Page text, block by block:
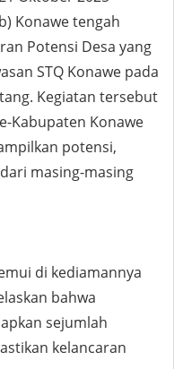
Konawe tengah
Potensi Desa yang
STQ Konawe pada
Kegiatan tersebut
Kabupaten Konawe
potensi,
masing-masing
di kediamannya
bahwa
sejumlah
kelancaran